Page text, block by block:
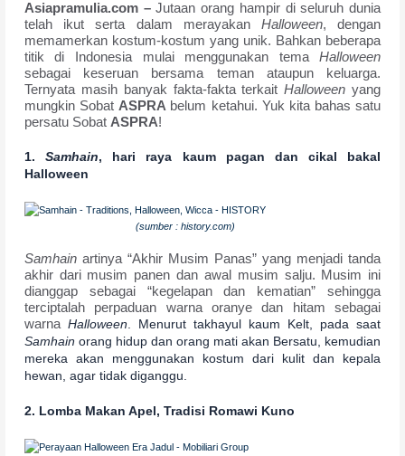
Asiapramulia.com –Jutaan orang hampir di seluruh dunia
telah ikut serta dalam merayakan Halloween, dengan
memamerkan kostum-kostum yang unik. Bahkan beberapa
titik di Indonesia mulai menggunakan temaHalloween
sebagai keseruan bersama teman ataupun keluarga.
Ternyata masih banyak fakta-fakta terkaitHalloween yang
mungkin SobatASPRA belum ketahui. Yuk kita bahas satu
persatu Sobat ASPRA!
1.Samhain, hari raya kaum pagan dan cikal bakal
Halloween
(sumber : history.com)
Samhainartinya “Akhir Musim Panas” yang menjadi tanda
akhir dari musim panen dan awal musim salju. Musim ini
dianggap sebagai “kegelapan dan kematian” sehingga
terciptalah perpaduan warna oranye dan hitam sebagai
warna Halloween . Menurut takhayul kaum Kelt, pada saat
Samhain orang hidup dan orang mati akan Bersatu, kemudian
mereka akan menggunakan kostum dari kulit dan kepala
hewan, agar tidak diganggu.
2. Lomba Makan Apel, Tradisi Romawi Kuno